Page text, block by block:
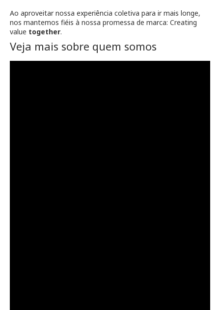
Ao aproveitar nossa experiência coletiva para ir mais longe,
nos mantemos fiéis à nossa promessa de marca: Creating
value together.
Veja mais sobre quem somos